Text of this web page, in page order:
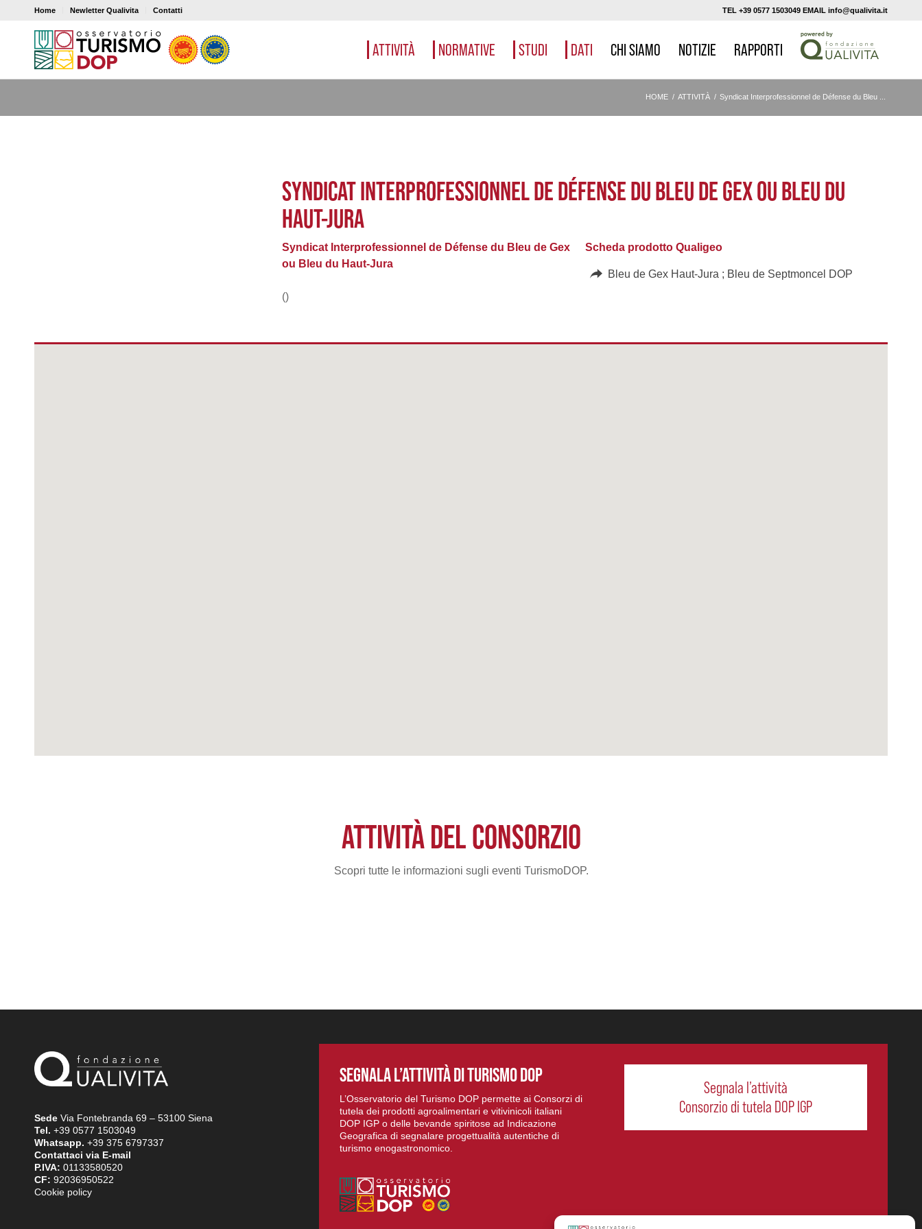
Home Newletter Qualivita Contatti TEL +39 0577 1503049 EMAIL info@qualivita.it
ATTIVITÀ NORMATIVE STUDI DATI CHI SIAMO NOTIZIE RAPPORTI
HOME / ATTIVITÀ / Syndicat Interprofessionnel de Défense du Bleu ...
SYNDICAT INTERPROFESSIONNEL DE DÉFENSE DU BLEU DE GEX OU BLEU DU
HAUT-JURA
Syndicat Interprofessionnel de Défense du Bleu de Gex
ou Bleu du Haut-Jura
()
Scheda prodotto Qualigeo
Bleu de Gex Haut-Jura ; Bleu de Septmoncel DOP
ATTIVITÀ DEL CONSORZIO
Scopri tutte le informazioni sugli eventi TurismoDOP.
Sede Via Fontebranda 69 – 53100 Siena
Tel. +39 0577 1503049
Whatsapp. +39 375 6797337
Contattaci via E-mail
P.IVA: 01133580520
CF: 92036950522
Cookie policy
SEGNALA L’ATTIVITÀ DI TURISMO DOP
L’Osservatorio del Turismo DOP permette ai Consorzi di
tutela dei prodotti agroalimentari e vitivinicoli italiani
DOP IGP o delle bevande spiritose ad Indicazione
Geografica di segnalare progettualità autentiche di
turismo enogastronomico.
Segnala l’attività
Consorzio di tutela DOP IGP